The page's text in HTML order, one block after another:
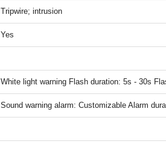
Tripwire; intrusion
Yes
White light warning Flash duration: 5s - 30s
Sound warning alarm: Customizable Alarm